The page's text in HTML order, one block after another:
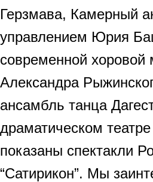
Герзмава, Камерный
управлением Юрия
современной
Александра
ансамбль танца
драматическом
показаны спектакли
“Сатирикон”. Мы